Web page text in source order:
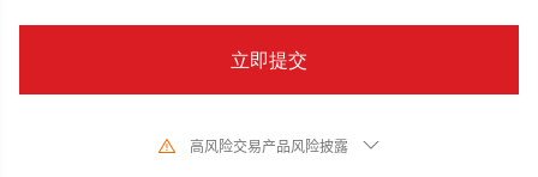
高风险交易产品风险披露